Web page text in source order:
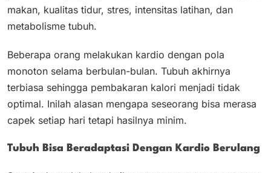
makan, kualitas tidur, stres, intensitas latihan, dan
metabolisme tubuh.
Beberapa orang melakukan kardio dengan pola
monoton selama berbulan-bulan. Tubuh akhirnya
terbiasa sehingga pembakaran kalori menjadi tidak
optimal. Inilah alasan mengapa seseorang bisa merasa
capek setiap hari tetapi hasilnya minim.
Tubuh Bisa Beradaptasi Dengan Kardio Berulang